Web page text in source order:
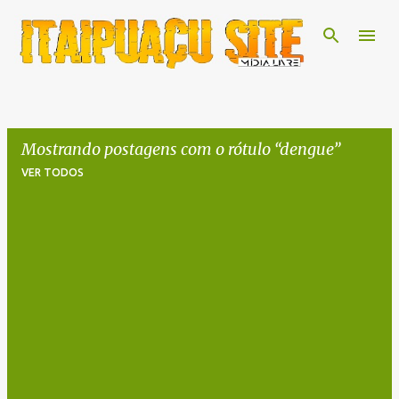
Pular para o conteúdo principal
Mostrando postagens com o rótulo dengue
VER TODOS